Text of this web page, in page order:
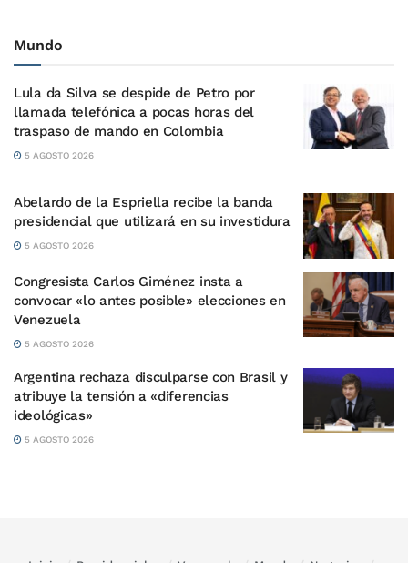
Mundo
Lula da Silva se despide de Petro por
llamada telefónica a pocas horas del
traspaso de mando en Colombia
5 AGOSTO 2026
Abelardo de la Espriella recibe la banda
presidencial que utilizará en su investidura
5 AGOSTO 2026
Congresista Carlos Giménez insta a
convocar «lo antes posible» elecciones en
Venezuela
5 AGOSTO 2026
Argentina rechaza disculparse con Brasil y
atribuye la tensión a «diferencias
ideológicas»
5 AGOSTO 2026